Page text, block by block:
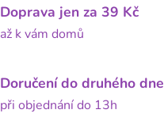
Doprava jen za 39 Kč
až k vám domů
Doručení do druhého dne
při objednání do 13h